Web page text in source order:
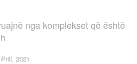
nga komplekset që është
2021